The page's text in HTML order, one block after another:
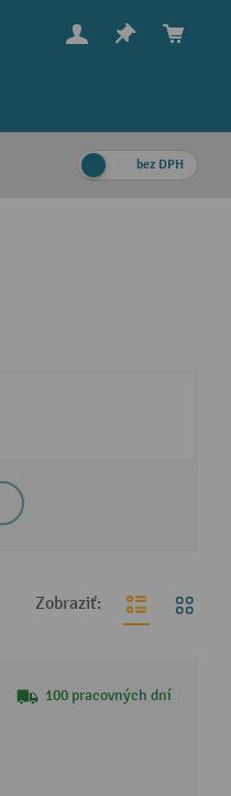
bez DPH
Zobraziť:
100 pracovných dní